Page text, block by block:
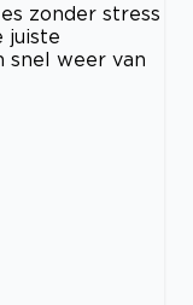
zonder stress
juiste
snel weer van